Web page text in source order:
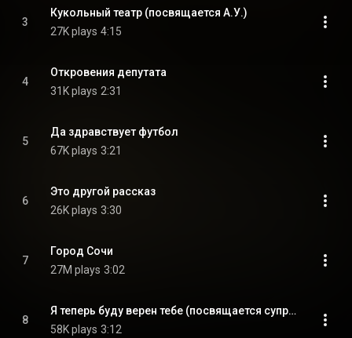
3
Кукольный театр (посвящается А.У.)
27K plays 4:15
4
Откровения депутата
31K plays 2:31
5
Да здравствует футбол
67K plays 3:21
6
Это другой рассказ
26K plays 3:30
7
Город Сочи
27M plays 3:02
8
Я теперь буду верен тебе (посвящается супруге)
58K plays 3:12